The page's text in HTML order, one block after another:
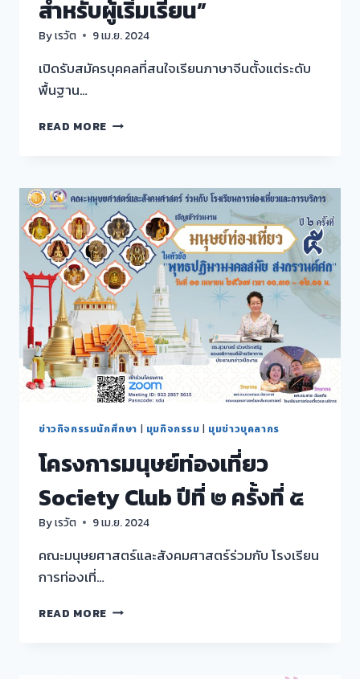
สำหรับผู้เริ่มเรียน”
Byเรวัต 9 เม.ย. 2024
เปิดรับสมัครบุคคลที่สนใจเรียนภาษาจีนตั้งแต่ระดับ
พื้นฐาน…
READ MORE โครงการ
ระบบ
คลัง
หน่วยกิต
“หลักสูตร
ภาษา
จีน
สำหรับ
ผู้
เริ่ม
เรียน”
ข่าวกิจกรรมนักศึกษา | มุมกิจกรรม | มุมข่าวบุคลากร
โครงการมนุษย์ท่องเที่ยว
Society Club ปีที่ ๒ ครั้งที่ ๕
Byเรวัต 9 เม.ย. 2024
คณะมนุษยศาสตร์และสังคมศาสตร์ร่วมกับ โรงเรียน
การท่องเที่…
READ MORE โครงการ